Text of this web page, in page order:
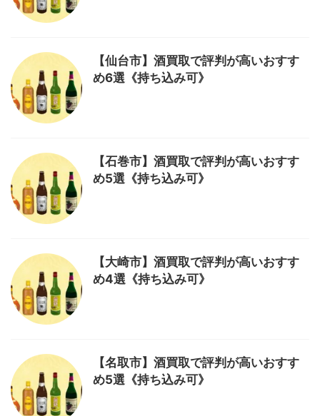
【仙台市】酒買取で評判が高いおすす
め6選《持ち込み可》
【石巻市】酒買取で評判が高いおすす
め5選《持ち込み可》
【大崎市】酒買取で評判が高いおすす
め4選《持ち込み可》
【名取市】酒買取で評判が高いおすす
め5選《持ち込み可》